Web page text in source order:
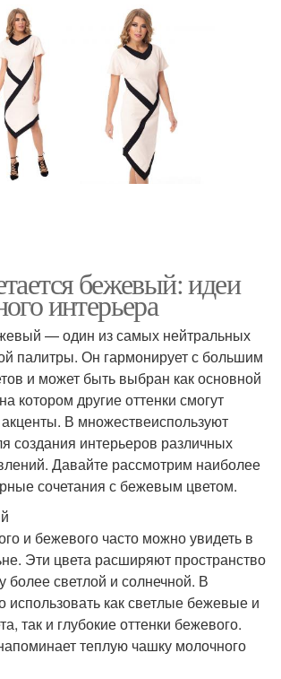
бежевый: идеи
интерьера
— один из самых нейтральных
палитры. Он гармонирует с большим
и может быть выбран как основной
котором другие оттенки смогут
В множествеиспользуют
создания интерьеров различных
Давайте рассмотрим наиболее
сочетания с бежевым цветом.
и бежевого часто можно увидеть в
Эти цвета расширяют пространство
более светлой и солнечной. В
использовать как светлые бежевые и
так и глубокие оттенки бежевого.
теплую чашку молочного